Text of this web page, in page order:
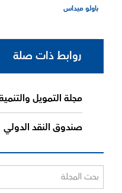
باولو ميداس
روابط ذات صلة
مجلة التمويل
صندوق النقد الدولي